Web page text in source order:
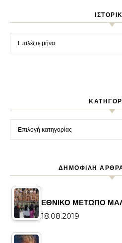
Ιστορικό
Kατηγορίες
ΔΗΜΟΦΙΛΉ
ΕΘΝΙΚΟ ΜΕΤΩΠΟ
18.08.2019